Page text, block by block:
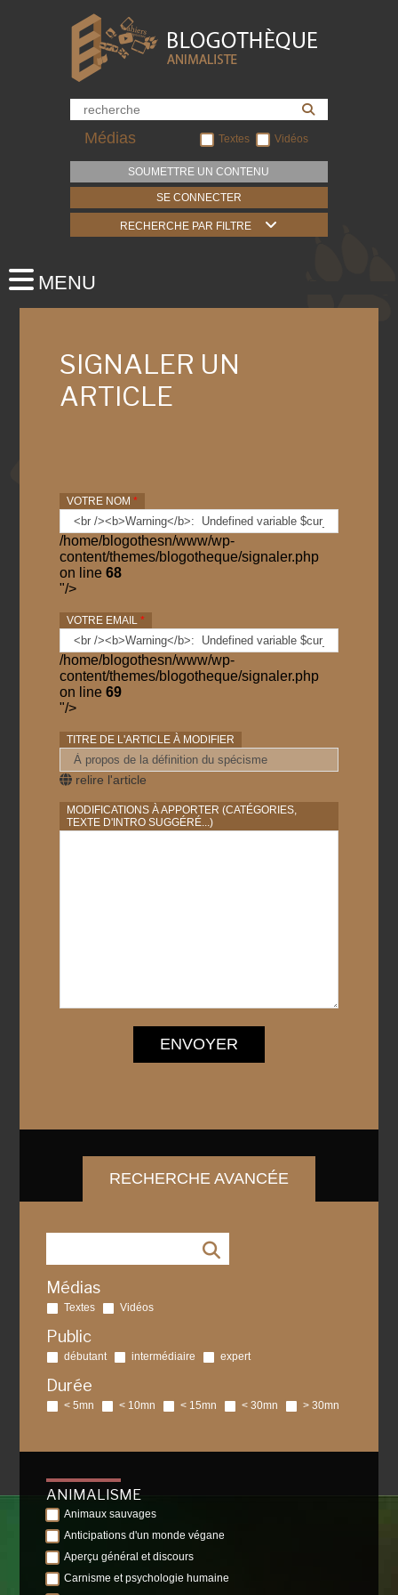
Médias Textes Vidéos
SOUMETTRE UN CONTENU
SE CONNECTER
RECHERCHE PAR FILTRE
SIGNALER UN
ARTICLE
VOTRE NOM*
/home/blogothesn/www/wp-
content/themes/blogotheque/signaler.php
on line68
"/>
VOTRE EMAIL*
/home/blogothesn/www/wp-
content/themes/blogotheque/signaler.php
on line69
"/>
TITRE DE L'ARTICLE À MODIFIER
relire l'article
MODIFICATIONS À APPORTER (CATÉGORIES,
TEXTE D'INTRO SUGGÉRÉ...)
ENVOYER
RECHERCHE AVANCÉE
Médias
Textes Vidéos
Public
débutant intermédiaire expert
Durée
< 5mn < 10mn < 15mn < 30mn > 30mn
ANIMALISME
Animaux sauvages
Anticipations d'un monde végane
Aperçu général et discours
Carnisme et psychologie humaine